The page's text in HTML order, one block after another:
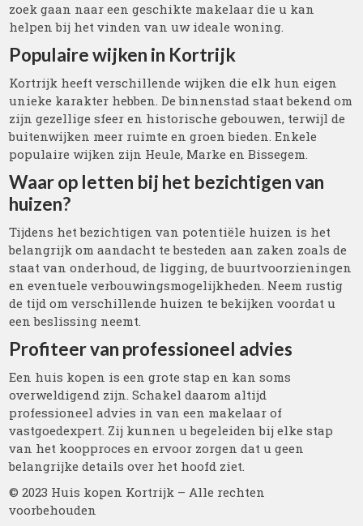
zoek gaan naar een geschikte makelaar die u kan
helpen bij het vinden van uw ideale woning.
Populaire wijken in Kortrijk
Kortrijk heeft verschillende wijken die elk hun eigen
unieke karakter hebben. De binnenstad staat bekend om
zijn gezellige sfeer en historische gebouwen, terwijl de
buitenwijken meer ruimte en groen bieden. Enkele
populaire wijken zijn Heule, Marke en Bissegem.
Waar op letten bij het bezichtigen van
huizen?
Tijdens het bezichtigen van potentiële huizen is het
belangrijk om aandacht te besteden aan zaken zoals de
staat van onderhoud, de ligging, de buurtvoorzieningen
en eventuele verbouwingsmogelijkheden. Neem rustig
de tijd om verschillende huizen te bekijken voordat u
een beslissing neemt.
Profiteer van professioneel advies
Een huis kopen is een grote stap en kan soms
overweldigend zijn. Schakel daarom altijd
professioneel advies in van een makelaar of
vastgoedexpert. Zij kunnen u begeleiden bij elke stap
van het koopproces en ervoor zorgen dat u geen
belangrijke details over het hoofd ziet.
© 2023 Huis kopen Kortrijk – Alle rechten
voorbehouden